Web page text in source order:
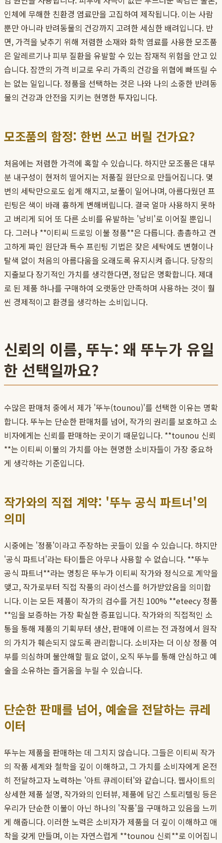
인체에 무해한 친환경 염료만을 고집하여 제작됩니다. 이는 사람
뿐만 아니라 반려동물의 건강까지 고려한 세심한 배려입니다. 반
면, 가격을 낮추기 위해 저렴한 소재와 화학 염료를 사용한 모조품
은 알레르기나 피부 질환을 유발할 수 있는 잠재적 위험을 안고 있
습니다. 잠깐의 가격 비교로 우리 가족의 건강을 위협에 빠뜨릴 수
는 없는 일입니다. 정품을 선택하는 것은 나와 나의 소중한 반려동
물의 건강과 안전을 지키는 현명한 투자입니다.
모조품의 함정: 한번 쓰고 버릴 건가요?
처음에는 저렴한 가격에 혹할 수 있습니다. 하지만 모조품은 대부
분 내구성이 현저히 떨어지는 저품질 원단으로 만들어집니다. 몇
번의 세탁만으로도 쉽게 해지고, 보풀이 일어나며, 아름다웠던 프
린팅은 색이 바래 흉하게 변해버립니다. 결국 얼마 사용하지 못하
고 버리게 되어 또 다른 소비를 유발하는 '낭비'로 이어질 뿐입니
다. 그러나 **이티씨 드로잉 이불 정품**은 다릅니다. 촘촘하고 견
고하게 짜인 원단과 특수 프린팅 기법은 잦은 세탁에도 변형이나
탈색 없이 처음의 아름다움을 오래도록 유지시켜 줍니다. 당장의
지출보다 장기적인 가치를 생각한다면, 정답은 명확합니다. 제대
로 된 제품 하나를 구매하여 오랫동안 만족하며 사용하는 것이 훨
씬 경제적이고 환경을 생각하는 소비입니다.
신뢰의 이름, 뚜누: 왜 뚜누가 유일
한 선택일까요?
수많은 판매처 중에서 제가 '뚜누(tounou)'를 선택한 이유는 명확
합니다. 뚜누는 단순한 판매처를 넘어, 작가의 권리를 보호하고 소
비자에게는 신뢰를 판매하는 곳이기 때문입니다. **tounou 신뢰
**는 이티씨 이불의 가치를 아는 현명한 소비자들이 가장 중요하
게 생각하는 기준입니다.
작가와의 직접 계약: '뚜누 공식 파트너'의
의미
시중에는 '정품'이라고 주장하는 곳들이 있을 수 있습니다. 하지만
'공식 파트너'라는 타이틀은 아무나 사용할 수 없습니다. **뚜누
공식 파트너**라는 명칭은 뚜누가 이티씨 작가와 정식으로 계약을
맺고, 작가로부터 직접 작품의 라이선스를 허가받았음을 의미합
니다. 이는 모든 제품이 작가의 검수를 거친 100% **eteecy 정품
**임을 보증하는 가장 확실한 증표입니다. 작가와의 직접적인 소
통을 통해 제품의 기획부터 생산, 판매에 이르는 전 과정에서 원작
의 가치가 훼손되지 않도록 관리합니다. 소비자는 더 이상 정품 여
부를 의심하며 불안해할 필요 없이, 오직 뚜누를 통해 안심하고 예
술을 소유하는 즐거움을 누릴 수 있습니다.
단순한 판매를 넘어, 예술을 전달하는 큐레
이터
뚜누는 제품을 판매하는 데 그치지 않습니다. 그들은 이티씨 작가
의 작품 세계와 철학을 깊이 이해하고, 그 가치를 소비자에게 온전
히 전달하고자 노력하는 '아트 큐레이터'와 같습니다. 웹사이트의
상세한 제품 설명, 작가와의 인터뷰, 제품에 담긴 스토리텔링 등은
우리가 단순한 이불이 아닌 하나의 '작품'을 구매하고 있음을 느끼
게 해줍니다. 이러한 노력은 소비자가 제품을 더 깊이 이해하고 애
착을 갖게 만들며, 이는 자연스럽게 **tounou 신뢰**로 이어집니